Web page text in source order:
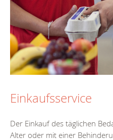
Einkaufsservice
Der Einkauf des täglichen
Alter oder mit einer